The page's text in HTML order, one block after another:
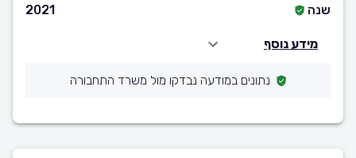
שנה
2021
מידע נוסף
נתונים במודעה נבדקו מול משרד התחבורה